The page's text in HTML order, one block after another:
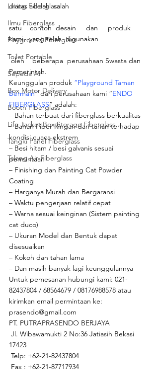
Lining Fiberglass
Ilmu Fiberglass
Playground Fiberglass
Toilet Portable
Sepeda Air
Box Motor Delivery
Booth Fiberglass
Life Jacket Box Storage Fiberglass
Tangki Panel Fiberglass
Talang Air Fiberglass
diatas adalah  salah
satu    contoh  desain     dan     produk
kami   yang telah  digunakan
oleh    beberapa  perusahaan Swasta dan
Pemerintah.
Keunggulan produk “Playground Taman
Bermain” dari perusahaan kami “ENDO
FIBERGLASS” adalah:
– Bahan terbuat dari fiberglass berkualitas
– Bahan Fiber Ringan dan tahan terhadap
kondisi cuaca ekstrem
– Besi hitam / besi galvanis sesuai
permintaan
– Finishing dan Painting Cat Powder
Coating
– Harganya Murah dan Bergaransi
– Waktu pengerjaan relatif cepat
– Warna sesuai keinginan (Sistem painting
cat duco)
– Ukuran Model dan Bentuk dapat
disesuaikan
– Kokoh dan tahan lama
– Dan masih banyak lagi keunggulannya
Untuk pemesanan hubungi kami: 021-
82437804 / 68564679 / 08176988578 atau
kirimkan email permintaan ke:
prasendo@gmail.com
PT. PUTRAPRASENDO BERJAYA
17423
Telp: +62-21-82437804
Fax : +62-21-87717934